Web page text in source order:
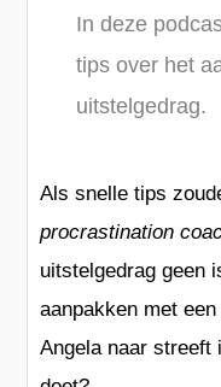
In deze
tips over het
uitstelgedrag.
Als snelle tips
procrastination
uitstelgedrag geen
aanpakken met
Angela naar streeft